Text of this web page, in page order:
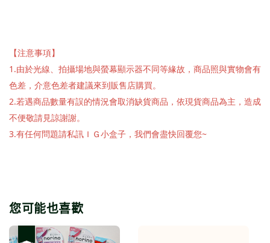
【注意事項】
1.由於光線、拍攝場地與螢幕顯示器不同等緣故，商品照與實物會有
色差，介意色差者建議來到販售店購買。
2.若遇商品數量有誤的情況會取消缺貨商品，依現貨商品為主，造成
不便敬請見諒謝謝。
3.有任何問題請私訊ＩＧ小盒子，我們會盡快回覆您~
您可能也喜歡